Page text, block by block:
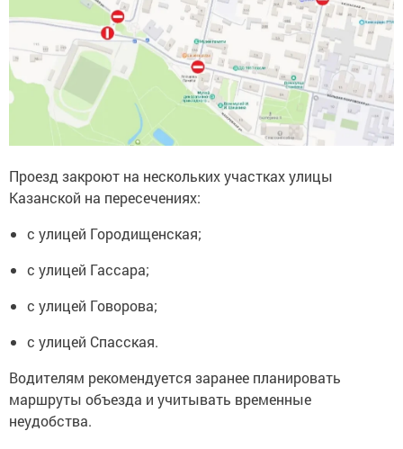
Проезд закроют на нескольких участках улицы
Казанской на пересечениях:
с улицей Городищенская;
с улицей Гассара;
с улицей Говорова;
с улицей Спасская.
Водителям рекомендуется заранее планировать
маршруты объезда и учитывать временные
неудобства.